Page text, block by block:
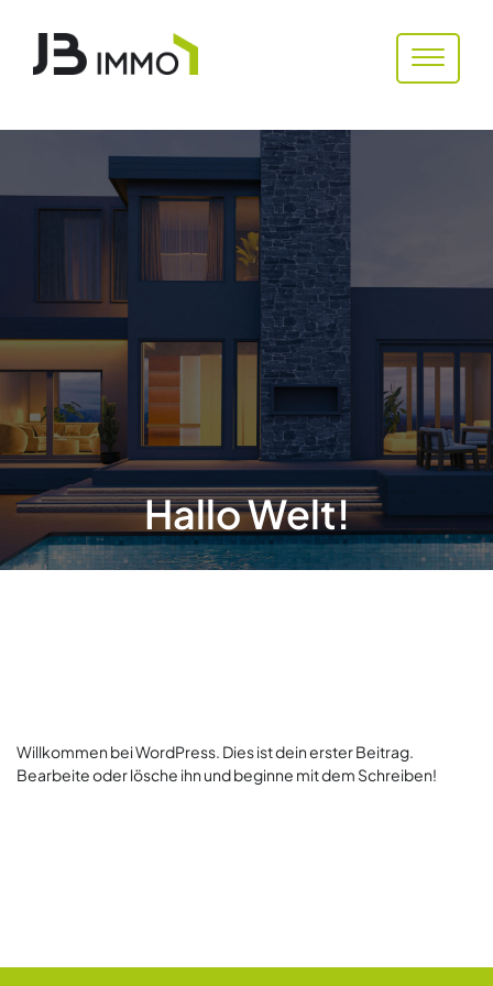
Hallo Welt!
Willkommen bei WordPress. Dies ist dein erster Beitrag.
Bearbeite oder lösche ihn und beginne mit dem Schreiben!